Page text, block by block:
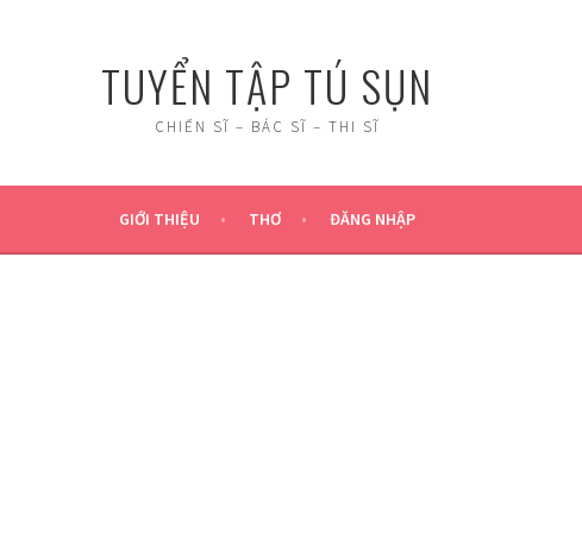
TUYỂN TẬP TÚ SỤN
CHIẾN SĨ – BÁC SĨ – THI SĨ
GIỚI THIỆU THƠ ĐĂNG NHẬP